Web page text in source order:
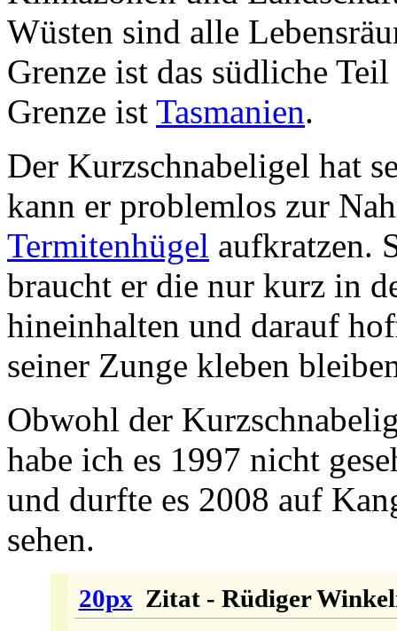
Wüsten sind alle
Grenze ist das südliche
Grenze ist Tasmanien.
Der Kurzschnabeligel hat
kann er problemlos zur
Termitenhügel aufkratzen.
braucht er die nur kurz in
hineinhalten und darauf
seiner Zunge kleben
Obwohl der
habe ich es 1997 nicht
und durfte es 2008 auf
sehen.
20px Zitat - Rüdiger